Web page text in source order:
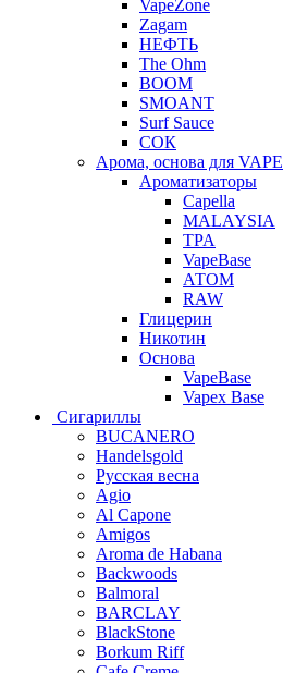
VapeZone
Zagam
НЕФТЬ
The Ohm
BOOM
SMOANT
Surf Sauce
СОК
Арома, основа для VAPE
Ароматизаторы
Capella
MALAYSIA
TPA
VapeBase
АТОМ
RAW
Глицерин
Никотин
Основа
VapeBase
Vapex Base
Сигариллы
BUCANERO
Handelsgold
Русская весна
Agio
Al Capone
Amigos
Aroma de Habana
Backwoods
Balmoral
BARCLAY
BlackStone
Borkum Riff